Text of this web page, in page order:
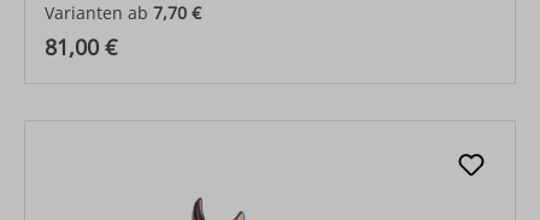
Varianten ab 7,70 €
Regulärer Preis:
81,00 €